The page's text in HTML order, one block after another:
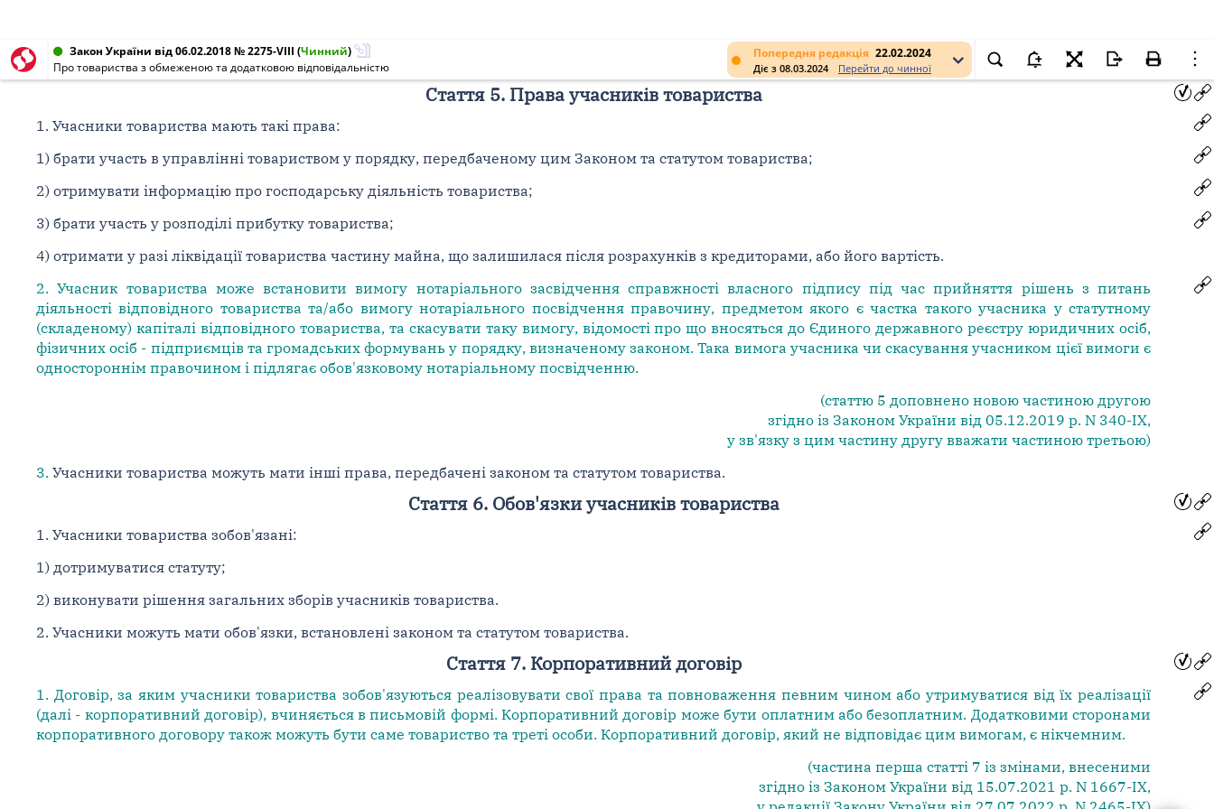
Попередня редакція 22.02.2024
Діє з 08.03.2024 Перейти до чинної
Закон України від 06.02.2018 № 2275-VIII (Чинний)
Про товариства з обмеженою та додатковою відповідальністю